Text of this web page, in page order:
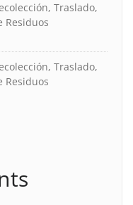
Traslado,
Residuos
Traslado,
Residuos